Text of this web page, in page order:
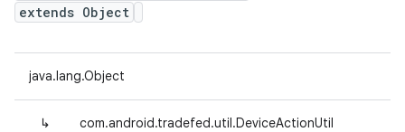
extends Object
java.lang.Object
↳ com.android.tradefed.util.DeviceActionUtil